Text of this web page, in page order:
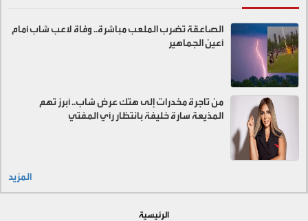
الصاعقة تضرب الملعب مباشرة.. وفاة لاعب شاب أمام
أعين الجماهير
من تاجرة مخدرات إلى هتك عرض شاب.. أبرز تهم
المذيعة سارة خليفة بانتظار رأي المفتي
المزيد
الرئيسية